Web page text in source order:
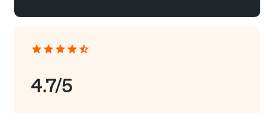
4.7/5